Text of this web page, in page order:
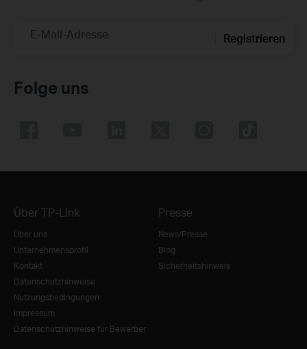
E-Mail-Adresse Registrieren
Folge uns
Über TP-Link
Über uns
Unternehmensprofil
Kontakt
Datenschutzhinweise
Nutzungsbedingungen
Impressum
Datenschutzhinweise für Bewerber
Presse
News/Presse
Blog
Sicherheitshinweis